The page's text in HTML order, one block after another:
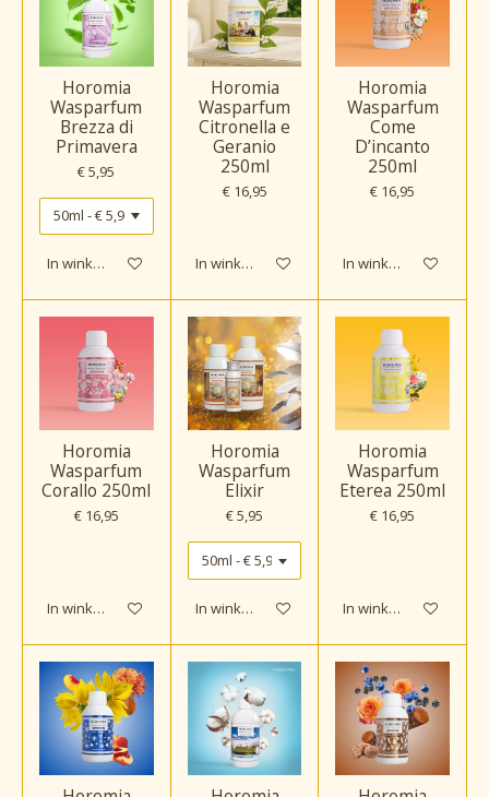
Horomia
Wasparfum
Brezza di
Primavera
€ 5,95
In winkelwagen
Horomia
Wasparfum
Citronella e
Geranio
250ml
€ 16,95
In winkelwagen
Horomia
Wasparfum
Come
D’incanto
250ml
€ 16,95
In winkelwagen
Horomia
Wasparfum
Corallo 250ml
€ 16,95
In winkelwagen
Horomia
Wasparfum
Elixir
€ 5,95
In winkelwagen
Horomia
Wasparfum
Eterea 250ml
€ 16,95
In winkelwagen